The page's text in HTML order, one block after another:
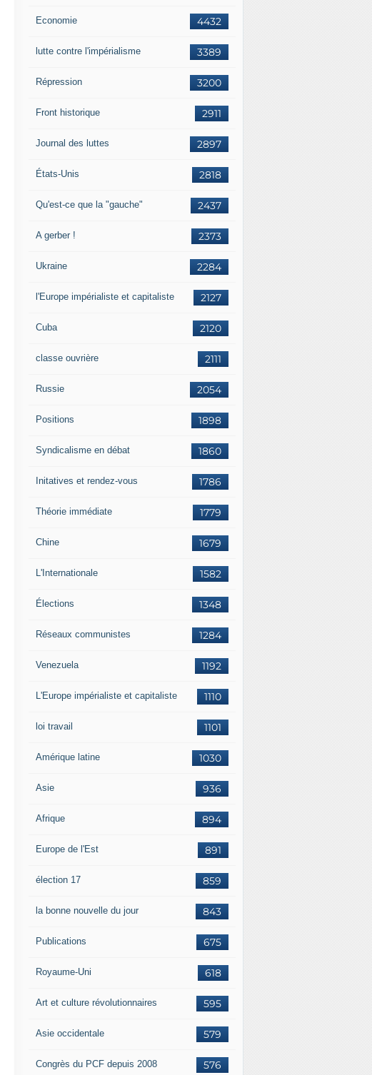
4432
Economie
3389
lutte contre l'impérialisme
3200
Répression
2911
Front historique
2897
Journal des luttes
2818
États-Unis
2437
Qu'est-ce que la "gauche"
2373
A gerber !
2284
Ukraine
2127
l'Europe impérialiste et capitaliste
2120
Cuba
2111
classe ouvrière
2054
Russie
1898
Positions
1860
Syndicalisme en débat
1786
Initatives et rendez-vous
1779
Théorie immédiate
1679
Chine
1582
L'Internationale
1348
Élections
1284
Réseaux communistes
1192
Venezuela
1110
L'Europe impérialiste et capitaliste
1101
loi travail
1030
Amérique latine
936
Asie
894
Afrique
891
Europe de l'Est
859
élection 17
843
la bonne nouvelle du jour
675
Publications
618
Royaume-Uni
595
Art et culture révolutionnaires
579
Asie occidentale
576
Congrès du PCF depuis 2008